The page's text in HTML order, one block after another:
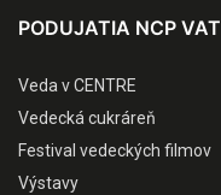
PODUJATIA NCP VAT
Veda v CENTRE
Vedecká cukráreň
Festival vedeckých filmov
Výstavy